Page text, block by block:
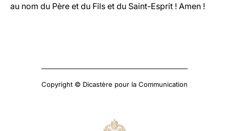
au nom du Père et du Fils et du Saint-Esprit ! Amen !
Copyright © Dicastère pour la Communication